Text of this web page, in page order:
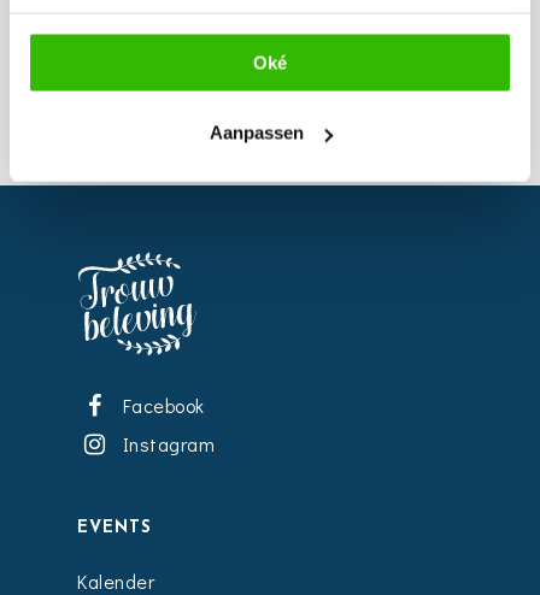
Oké
Aanpassen
Facebook
Instagram
EVENTS
Kalender